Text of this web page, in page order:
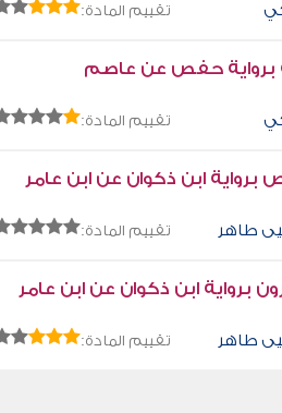
تقييم المادة:
برواية حفص عن عاصم
تقييم المادة:
برواية ابن ذكوان عن ابن عامر
طاهر تقييم المادة:
برواية ابن ذكوان عن ابن عامر
طاهر تقييم المادة: